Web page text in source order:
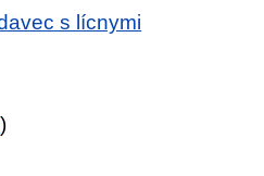
s lícnymi
)